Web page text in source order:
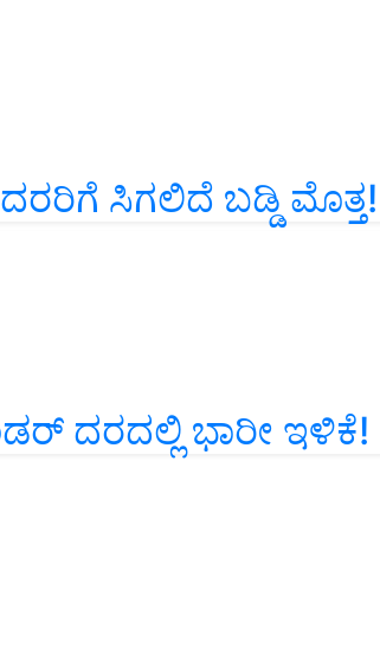
ಸಿಗಲಿದೆ ಬಡ್ಡಿ ಮೊತ್ತ!
ದರದಲ್ಲಿ ಭಾರೀ ಇಳಿಕೆ!